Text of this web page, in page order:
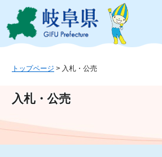
ジ
ュ
文
このページの本文へ
トップページ > 入札・公売
入札・公売